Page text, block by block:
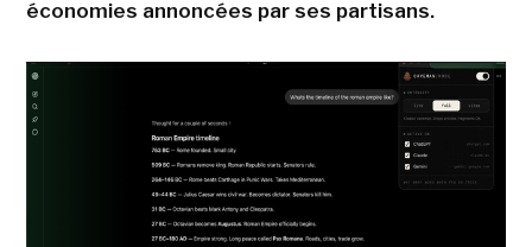
économies annoncées par ses partisans.